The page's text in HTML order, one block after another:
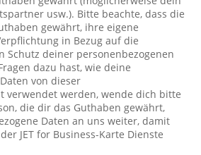
usw.). Bitte beachte, dass die
gewährt, ihre eigene
in Bezug auf die
Schutz deiner personenbezogenen
dazu hast, wie deine
von dieser
verwendet werden, wende dich bitte
die dir das Guthaben gewährt,
Daten an uns weiter, damit
JET for Business-Karte Dienste